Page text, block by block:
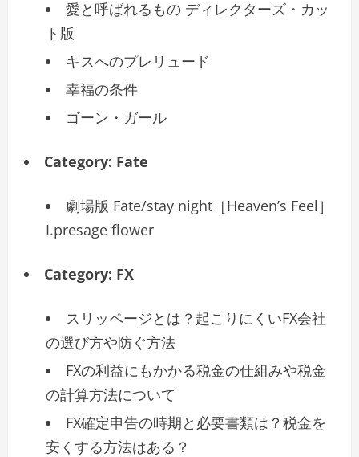
愛と呼ばれるもの ディレクターズ・カッ
ト版
キスへのプレリュード
幸福の条件
ゴーン・ガール
Category: Fate
劇場版 Fate/stay night［Heaven’s Feel］
I.presage flower
Category: FX
スリッページとは？起こりにくいFX会社
の選び方や防ぐ方法
FXの利益にもかかる税金の仕組みや税金
の計算方法について
FX確定申告の時期と必要書類は？税金を
安くする方法はある？